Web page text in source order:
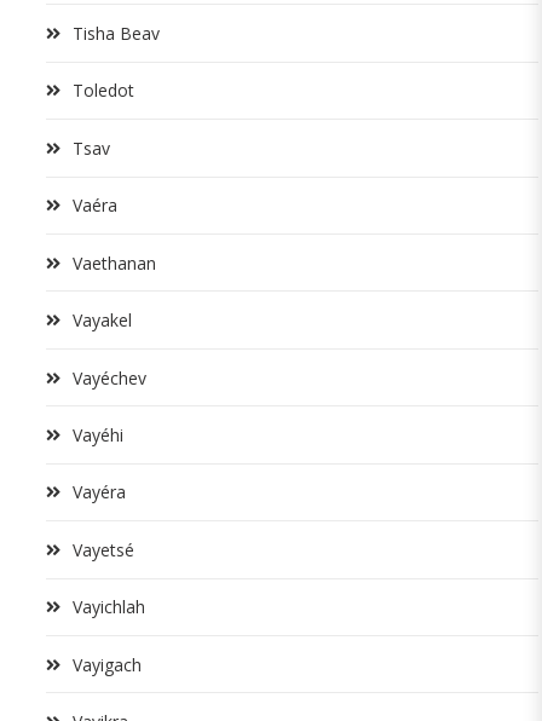
Tisha Beav
Toledot
Tsav
Vaéra
Vaethanan
Vayakel
Vayéchev
Vayéhi
Vayéra
Vayetsé
Vayichlah
Vayigach